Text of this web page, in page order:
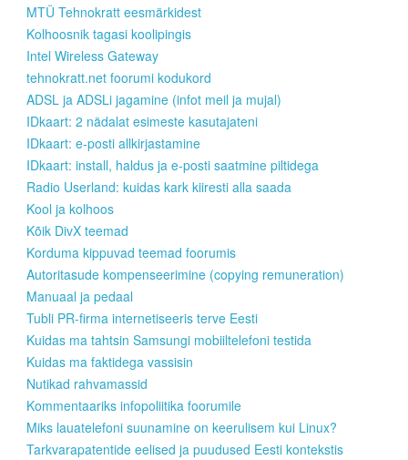
MTÜ Tehnokratt eesmärkidest
Kolhoosnik tagasi koolipingis
Intel Wireless Gateway
tehnokratt.net foorumi kodukord
ADSL ja ADSLi jagamine (infot meil ja mujal)
IDkaart: 2 nädalat esimeste kasutajateni
IDkaart: e-posti allkirjastamine
IDkaart: install, haldus ja e-posti saatmine piltidega
Radio Userland: kuidas kark kiiresti alla saada
Kool ja kolhoos
Kõik DivX teemad
Korduma kippuvad teemad foorumis
Autoritasude kompenseerimine (copying remuneration)
Manuaal ja pedaal
Tubli PR-firma internetiseeris terve Eesti
Kuidas ma tahtsin Samsungi mobiiltelefoni testida
Kuidas ma faktidega vassisin
Nutikad rahvamassid
Kommentaariks infopoliitika foorumile
Miks lauatelefoni suunamine on keerulisem kui Linux?
Tarkvarapatentide eelised ja puudused Eesti kontekstis